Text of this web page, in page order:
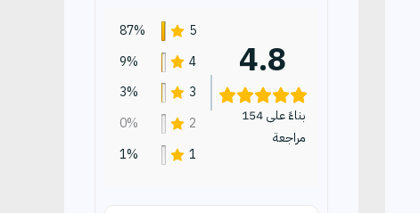
4.8
بناءً على 154
مراجعة
5
87%
4
9%
3
3%
2
0%
1
1%